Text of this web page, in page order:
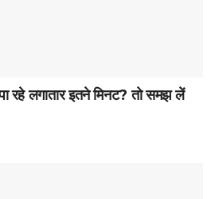
रहे लगातार इतने मिनट? तो समझ लें